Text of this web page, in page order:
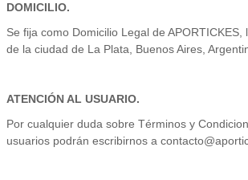
DOMICILIO.
Se fija como Domicilio Legal de APORTICKES,
de la ciudad de La Plata, Buenos Aires,
ATENCIÓN AL USUARIO.
Por cualquier duda sobre Términos y
usuarios podrán escribirnos a